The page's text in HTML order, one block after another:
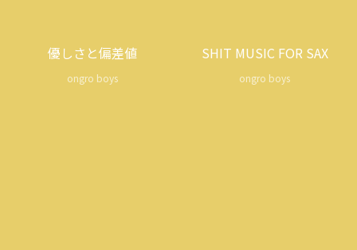
優しさと偏差値
ongro boys
SHIT MUSIC FOR SAX
ongro boys